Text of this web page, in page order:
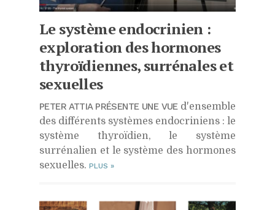
Le système endocrinien :
exploration des hormones
thyroïdiennes, surrénales et
sexuelles
PETER ATTIA PRÉSENTE UNE VUEd'ensemble
des différents systèmes endocriniens : le
système thyroïdien, le système
surrénalien et le système des hormones
sexuelles. PLUS »